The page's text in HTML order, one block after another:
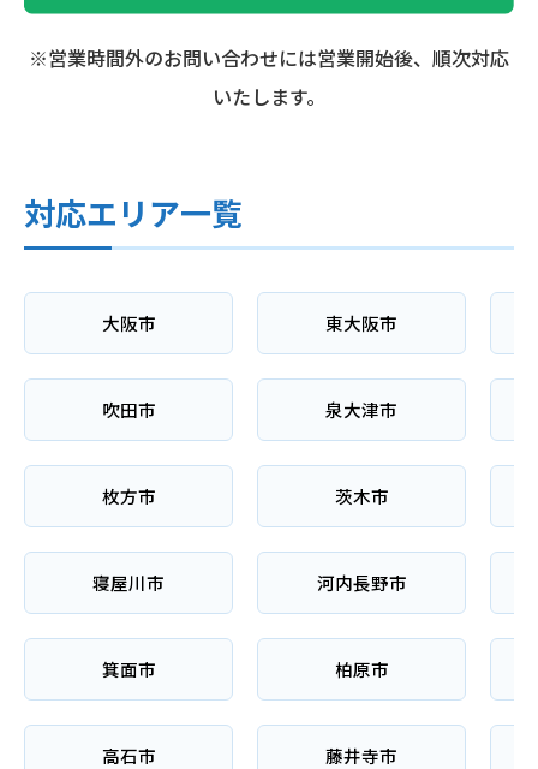
※営業時間外のお問い合わせには営業開始後、順次対応
いたします。
対応エリア一覧
大阪市 東大阪市
吹田市 泉大津市
枚方市 茨木市
寝屋川市 河内長野市
箕面市 柏原市
高石市 藤井寺市